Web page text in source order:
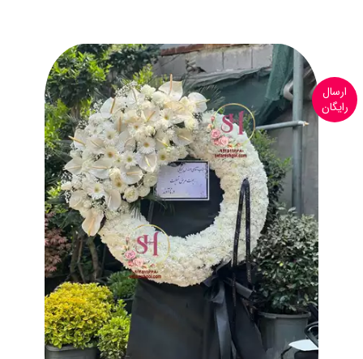
ارسال
رایگان